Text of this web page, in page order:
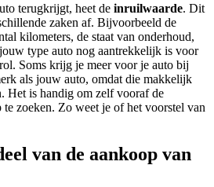
terugkrijgt, heet de inruilwaarde. Dit
zaken af. Bijvoorbeeld de
kilometers, de staat van onderhoud,
type auto nog aantrekkelijk is voor
Soms krijg je meer voor je auto bij
als jouw auto, omdat die makkelijk
Het is handig om zelf vooraf de
te zoeken. Zo weet je of het voorstel van
van de aankoop van